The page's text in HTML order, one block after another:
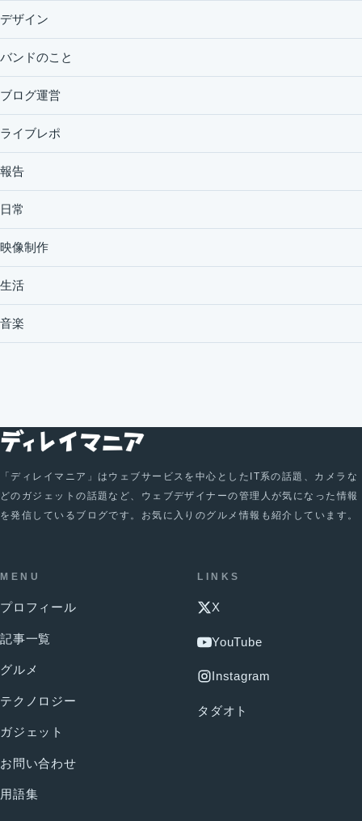
デザイン
バンドのこと
ブログ運営
ライブレポ
報告
日常
映像制作
生活
音楽
「ディレイマニア」はウェブサービスを中心としたIT系の話題、カメラな
どのガジェットの話題など、ウェブデザイナーの管理人が気になった情報
を発信しているブログです。お気に入りのグルメ情報も紹介しています。
MENU
プロフィール
記事一覧
グルメ
テクノロジー
ガジェット
お問い合わせ
用語集
LINKS
X
YouTube
Instagram
タダオト